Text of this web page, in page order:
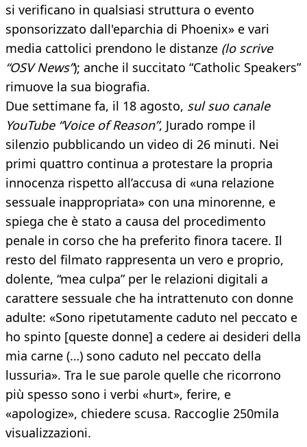
si verificano in qualsiasi struttura o evento
sponsorizzato dall'eparchia di Phoenix» e vari
media cattolici prendono le distanze (lo scrive
“OSV News”); anche il succitato “Catholic Speakers”
rimuove la sua biografia.
Due settimane fa, il 18 agosto, sul suo canale
YouTube “Voice of Reason”, Jurado rompe il
silenzio pubblicando un video di 26 minuti. Nei
primi quattro continua a protestare la propria
innocenza rispetto all’accusa di «una relazione
sessuale inappropriata» con una minorenne, e
spiega che è stato a causa del procedimento
penale in corso che ha preferito finora tacere. Il
resto del filmato rappresenta un vero e proprio,
dolente, “mea culpa” per le relazioni digitali a
carattere sessuale che ha intrattenuto con donne
adulte: «Sono ripetutamente caduto nel peccato e
ho spinto [queste donne] a cedere ai desideri della
mia carne (…) sono caduto nel peccato della
lussuria». Tra le sue parole quelle che ricorrono
più spesso sono i verbi «hurt», ferire, e
«apologize», chiedere scusa. Raccoglie 250mila
visualizzazioni.